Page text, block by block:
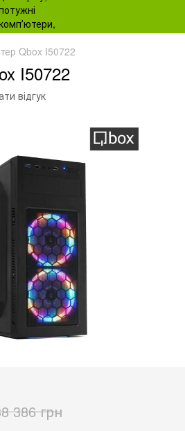
Qbox I50722
I50722
відгук
386 грн